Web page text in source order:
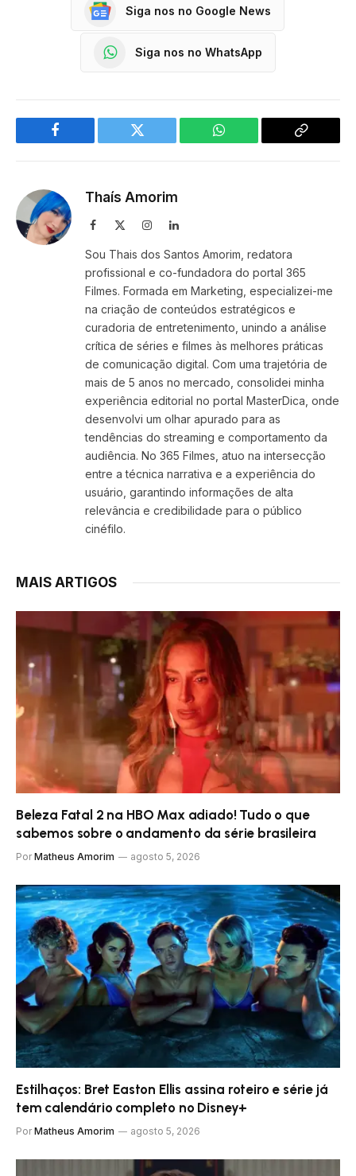
Siga nos no Google News
Siga nos no WhatsApp
Facebook Twitter WhatsApp
Copy
Thaís Amorim
Facebook InstagramLinkedIn
Sou Thais dos Santos Amorim, redatora
profissional e co-fundadora do portal 365
Filmes. Formada em Marketing, especializei-me
na criação de conteúdos estratégicos e
curadoria de entretenimento, unindo a análise
crítica de séries e filmes às melhores práticas
de comunicação digital. Com uma trajetória de
mais de 5 anos no mercado, consolidei minha
experiência editorial no portal MasterDica, onde
desenvolvi um olhar apurado para as
tendências do streaming e comportamento da
audiência. No 365 Filmes, atuo na intersecção
entre a técnica narrativa e a experiência do
usuário, garantindo informações de alta
relevância e credibilidade para o público
cinéfilo.
MAIS ARTIGOS
Beleza Fatal 2 na HBO Max adiado! Tudo o que
sabemos sobre o andamento da série brasileira
Por Matheus Amorim agosto 5, 2026
Estilhaços: Bret Easton Ellis assina roteiro e série já
tem calendário completo no Disney+
Por Matheus Amorim agosto 5, 2026